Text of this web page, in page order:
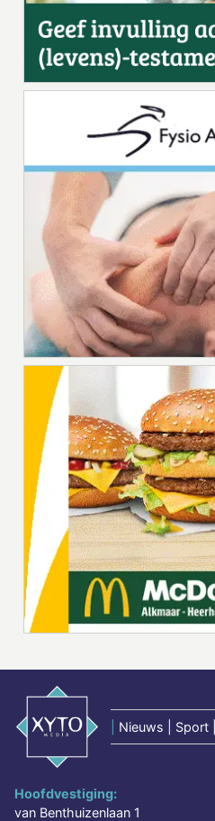
Nieuws | Sport
Hoofdvestiging:
van Benthuizenlaan 1